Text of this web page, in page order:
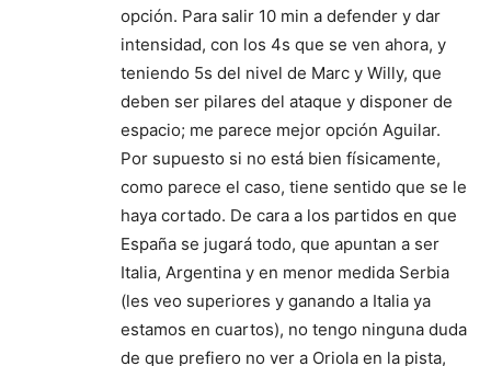
opción. Para salir 10 min a defender y dar
intensidad, con los 4s que se ven ahora, y
teniendo 5s del nivel de Marc y Willy, que
deben ser pilares del ataque y disponer de
espacio; me parece mejor opción Aguilar.
Por supuesto si no está bien físicamente,
como parece el caso, tiene sentido que se le
haya cortado. De cara a los partidos en que
España se jugará todo, que apuntan a ser
Italia, Argentina y en menor medida Serbia
(les veo superiores y ganando a Italia ya
estamos en cuartos), no tengo ninguna duda
de que prefiero no ver a Oriola en la pista,